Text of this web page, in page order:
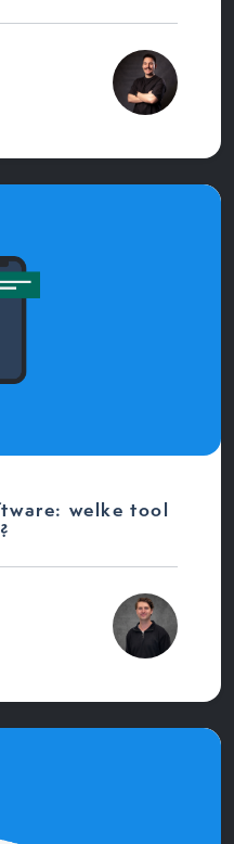
welke tool